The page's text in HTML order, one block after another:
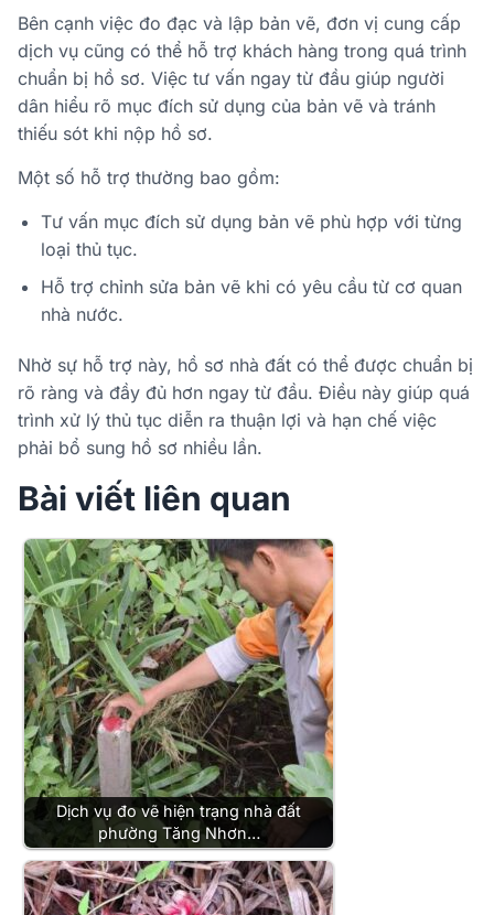
Bên cạnh việc đo đạc và lập bản vẽ, đơn vị cung cấp
dịch vụ cũng có thể hỗ trợ khách hàng trong quá trình
chuẩn bị hồ sơ. Việc tư vấn ngay từ đầu giúp người
dân hiểu rõ mục đích sử dụng của bản vẽ và tránh
thiếu sót khi nộp hồ sơ.
Một số hỗ trợ thường bao gồm:
Tư vấn mục đích sử dụng bản vẽ phù hợp với từng
loại thủ tục.
Hỗ trợ chỉnh sửa bản vẽ khi có yêu cầu từ cơ quan
nhà nước.
Nhờ sự hỗ trợ này, hồ sơ nhà đất có thể được chuẩn bị
rõ ràng và đầy đủ hơn ngay từ đầu. Điều này giúp quá
trình xử lý thủ tục diễn ra thuận lợi và hạn chế việc
phải bổ sung hồ sơ nhiều lần.
Bài viết liên quan
Dịch vụ đo vẽ hiện trạng nhà đất
phường Tăng Nhơn…